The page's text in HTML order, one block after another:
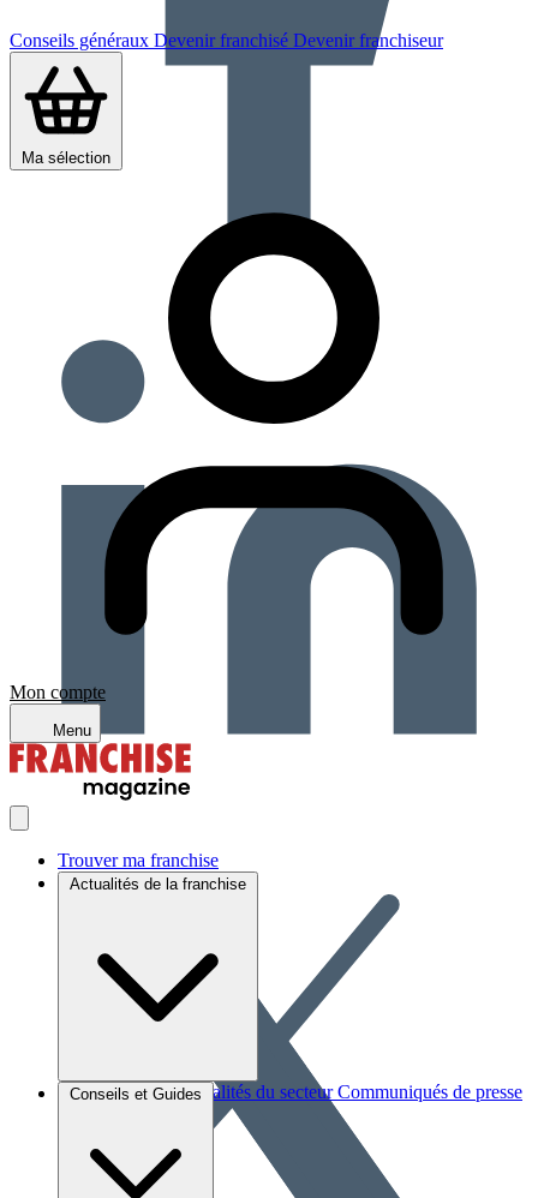
Conseils généraux Devenir franchisé Devenir franchiseur
Ma sélection
Mon compte
Menu
Trouver ma franchise
Actualités de la franchise
Brèves et actus Actualités du secteur Communiqués de presse
Conseils et Guides